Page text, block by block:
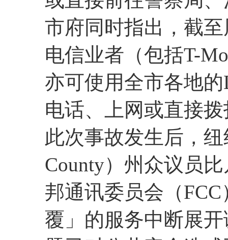
市府同时指出，截
电信业者（包括T-
亦可使用全市各地
电话、上网或直接拨
此次事故发生后，
County）州众议员
邦通讯委员会（
覆」的服务中断展